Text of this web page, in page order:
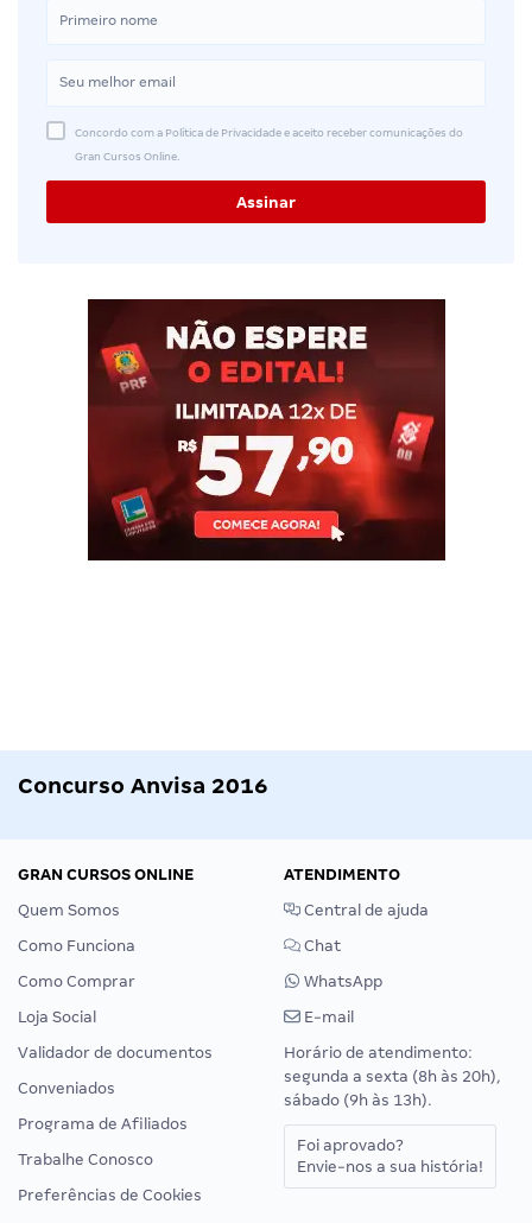
Concordo com a Política de Privacidade e aceito receber comunicações do
Gran Cursos Online.
Concurso Anvisa 2016
GRAN CURSOS ONLINE
Quem Somos
Como Funciona
Como Comprar
Loja Social
Validador de documentos
Conveniados
Programa de Afiliados
Trabalhe Conosco
Preferências de Cookies
ATENDIMENTO
Central de ajuda
Chat
WhatsApp
E-mail
Horário de atendimento:
segunda a sexta (8h às 20h),
sábado (9h às 13h).
Foi aprovado?
Envie-nos a sua história!